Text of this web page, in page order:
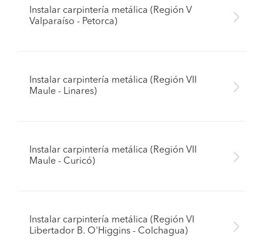
Instalar carpintería metálica (Región V
Valparaíso - Petorca)
Instalar carpintería metálica (Región VII
Maule - Linares)
Instalar carpintería metálica (Región VII
Maule - Curicó)
Instalar carpintería metálica (Región VI
Libertador B. O'Higgins - Colchagua)